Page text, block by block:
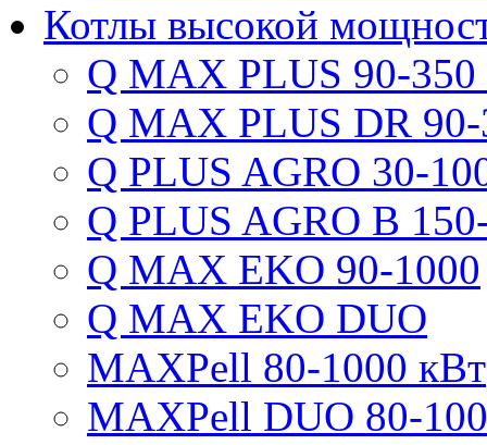
Котлы высокой
Q MAX PLUS 90-350
Q MAX PLUS DR
Q PLUS AGRO 30-
Q PLUS AGRO B
Q MAX EKO 90-1000
Q MAX EKO DUO
MAXPell 80-1000 кВт
MAXPell DUO 80-